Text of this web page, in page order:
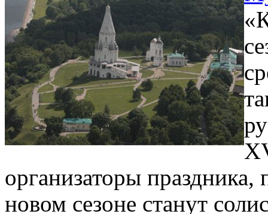
организаторы
новом сезоне станут